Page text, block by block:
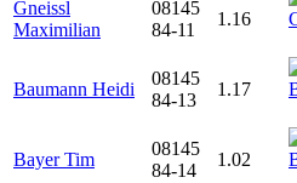
Gneissl
Maximilian
08145
84-11
1.16
Baumann Heidi
08145
84-13
1.17
Bayer Tim
08145
84-14
1.02